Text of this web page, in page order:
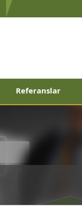
Referanslar